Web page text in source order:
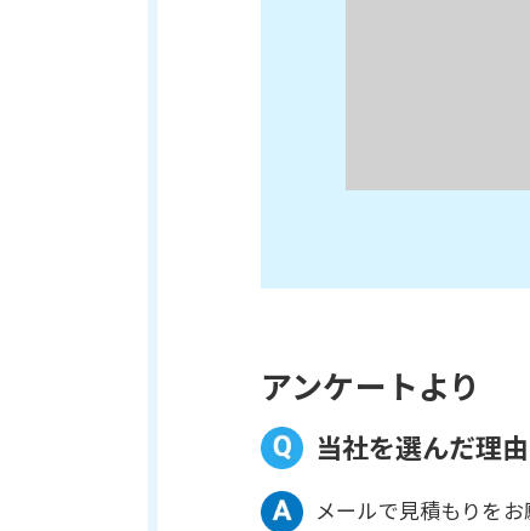
アンケートより
当社を選んだ理
メールで見積もりを